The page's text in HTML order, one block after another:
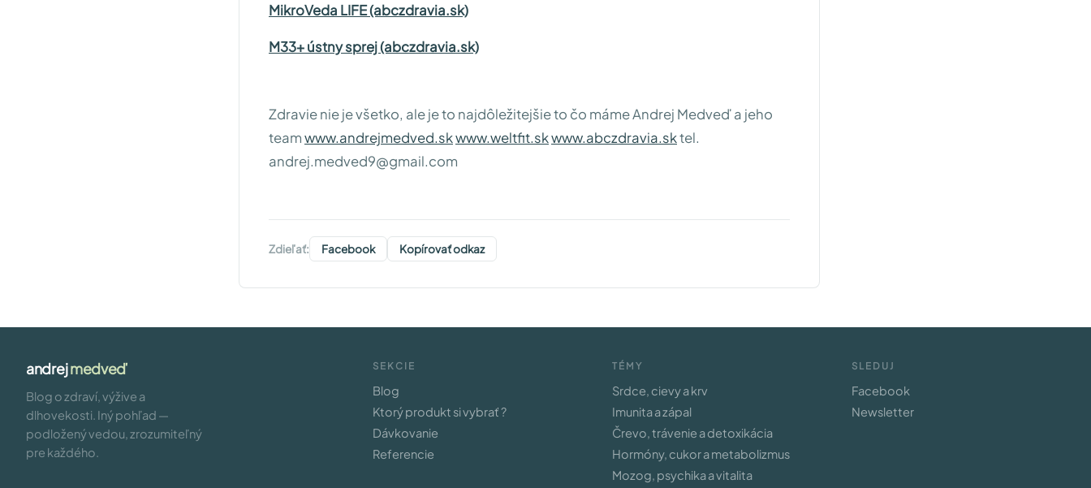
MikroVeda LIFE (abczdravia.sk)
M33+ ústny sprej (abczdravia.sk)
Zdravie nie je všetko, ale je to najdôležitejšie to čo mámeAndrej Medveď a jeho
teamwww.andrejmedved.skwww.weltfit.skwww.abczdravia.sktel.
andrej.medved9@gmail.com
Zdieľať: Facebook Kopírovať odkaz
andrejmedveď
Blog o zdraví, výžive a
dlhovekosti. Iný pohľad —
podložený vedou, zrozumiteľný
pre každého.
SEKCIE
Blog
Ktorý produkt si vybrať ?
Dávkovanie
Referencie
TÉMY
Srdce, cievy a krv
Imunita a zápal
Črevo, trávenie a detoxikácia
Hormóny, cukor a metabolizmus
Mozog, psychika a vitalita
SLEDUJ
Facebook
Newsletter